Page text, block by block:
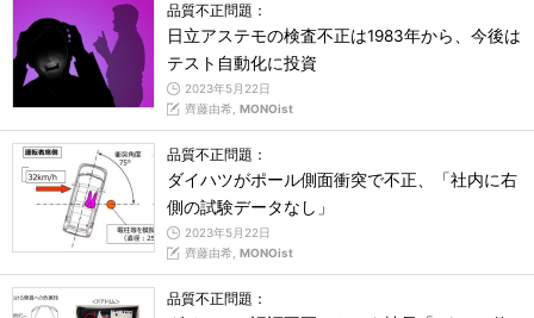
品質不正問題：
日立アステモの検査不正は1983年から、今後は
テスト自動化に投資
2023年5月22日
齊藤由希, MONOist
品質不正問題：
ダイハツがポール側面衝突で不正、「社内に右
側の試験データなし」
2023年5月22日
齊藤由希, MONOist
品質不正問題：